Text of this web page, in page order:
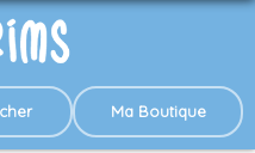
Ma Boutique